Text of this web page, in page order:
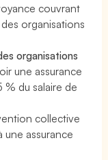
couvrant
organisations
organisations
une assurance
% du salaire de
collective
assurance